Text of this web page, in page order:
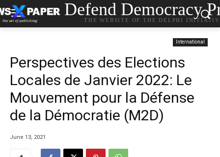
Defend Democracy
THE WEBSITE OF THE DELPHI
International
Perspectives des Elections
Locales de Janvier 2022: Le
Mouvement pour la Défense
de la Démocratie (M2D)
June 13, 2021